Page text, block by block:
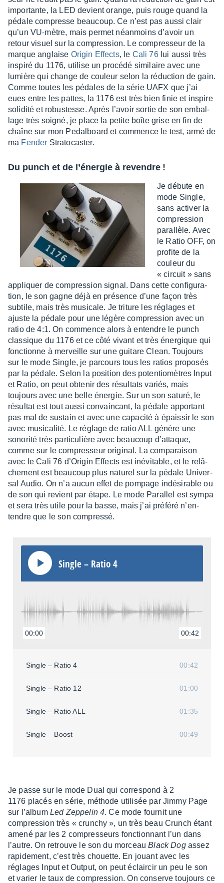
impor­tante, la LED devient orange, puis rouge quand la
pédale compresse beau­coup. Ce n’est pas aussi clair
qu’un VU-mètre, mais permet néan­moins d’avoir un
retour visuel sur la compres­sion. Le compres­seur de la
marque anglaise Origin Effects, le Cali 76lui aussi très
inspiré du 1176, utilise un procédé simi­laire avec une
lumière qui change de couleur selon la réduc­tion de gain.
Comme toutes les pédales de la série UAFX que j’ai
eues entre les pattes, la 1176 est très bien finie et inspire
soli­dité et robus­tesse. Après l’avoir sortie de son embal­
lage très soigné, je place la petite boîte grise en fin de
chaîne sur mon Pedal­board et commence le test, armé de
ma Fender Stra­to­cas­ter.
Du punch et de l’éner­gie à revendre !
Je débute en
mode Single,
sans acti­ver la
compres­sion
paral­lèle. Avec
le Ratio OFF, on
profite de la
couleur du
« circuit » sans
appliquer de compres­sion signal. Dans cette confi­gu­ra­
tion, le son gagne déjà en présence d’une façon très
subtile, mais très musi­cale. Je triture les réglages et
ajuste la pédale pour une légère compres­sion avec un
ratio de 4:1. On commence alors à entendre le punch
clas­sique du 1176 et ce côté vivant et très éner­gique qui
fonc­tionne à merveille sur une guitare Clean. Toujours
sur le mode Single, je parcours tous les ratios propo­sés
par la pédale. Selon la posi­tion des poten­tio­mètres Input
et Ratio, on peut obte­nir des résul­tats variés, mais
toujours avec une belle éner­gie. Sur un son saturé, le
résul­tat est tout aussi convain­cant, la pédale appor­tant
pas mal de sustain et avec une capa­cité à épais­sir le son
avec musi­ca­lité. Le réglage de ratio ALL génère une
sono­rité très parti­cu­lière avec beau­coup d’at­taque,
comme sur le compres­seur origi­nal. La compa­rai­son
avec le Cali 76 d’Ori­gin Effects est inévi­table, et le relâ­
che­ment est beau­coup plus natu­rel sur la pédale Univer­
sal Audio. On n’a aucun effet de pompage indé­si­rable ou
de son qui revient par étape. Le mode Paral­lel est sympa
et sera très utile pour la basse, mais j’ai préféré n’en­
tendre que le son compressé.
Single – Ratio 4
00:00 00:42
Single – Ratio 4 00:42
Single – Ratio 12 01:00
Single – Ratio ALL 01:35
Single – Boost 00:49
Je passe sur le mode Dual qui corres­pond à 2
1176 placés en série, méthode utili­sée par Jimmy Page
sur l’al­bum Led Zeppe­lin 4. Ce mode four­nit une
compres­sion très « crun­chy », un très beau Crunch étant
amené par les 2 compres­seurs fonc­tion­nant l’un dans
l’autre. On retrouve le son du morceauBlack Dogassez
rapi­de­ment, c’est très chouette. En jouant avec les
réglages Input et Output, on peut éclair­cir un peu le son
et varier le taux de compres­sion. On conserve toujours ce